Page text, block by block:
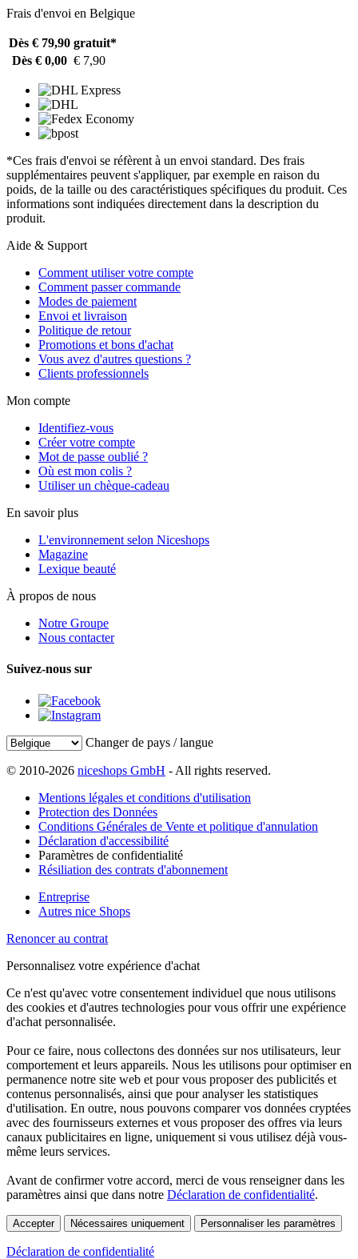
Frais d'envoi en Belgique
Dès € 79,90 gratuit*
Dès € 0,00 € 7,90
*Ces frais d'envoi se réfèrent à un envoi standard. Des frais
supplémentaires peuvent s'appliquer, par exemple en raison du
poids, de la taille ou des caractéristiques spécifiques du produit. Ces
informations sont indiquées directement dans la description du
produit.
Aide & Support
Comment utiliser votre compte
Comment passer commande
Modes de paiement
Envoi et livraison
Politique de retour
Promotions et bons d'achat
Vous avez d'autres questions ?
Clients professionnels
Mon compte
Identifiez-vous
Créer votre compte
Mot de passe oublié ?
Où est mon colis ?
Utiliser un chèque-cadeau
En savoir plus
L'environnement selon Niceshops
Magazine
Lexique beauté
À propos de nous
Notre Groupe
Nous contacter
Suivez-nous sur
Changer de pays / langue
© 2010-2026 niceshops GmbH - All rights reserved.
Mentions légales et conditions d'utilisation
Protection des Données
Conditions Générales de Vente et politique d'annulation
Déclaration d'accessibilité
Paramètres de confidentialité
Résiliation des contrats d'abonnement
Entreprise
Autres nice Shops
Renoncer au contrat
Personnalisez votre expérience d'achat
Ce n'est qu'avec votre consentement individuel que nous utilisons
des cookies et d'autres technologies pour vous offrir une expérience
d'achat personnalisée.
Pour ce faire, nous collectons des données sur nos utilisateurs, leur
comportement et leurs appareils. Nous les utilisons pour optimiser en
permanence notre site web et pour vous proposer des publicités et
contenus personnalisés, ainsi que pour analyser les statistiques
d'utilisation. En outre, nous pouvons comparer vos données cryptées
avec des fournisseurs externes et vous proposer des offres via leurs
canaux publicitaires en ligne, uniquement si vous utilisez déjà vous-
même leurs services.
Avant de confirmer votre accord, merci de vous renseigner dans les
paramètres ainsi que dans notre Déclaration de confidentialité.
Accepter Nécessaires uniquement Personnaliser les paramètres
Déclaration de confidentialité